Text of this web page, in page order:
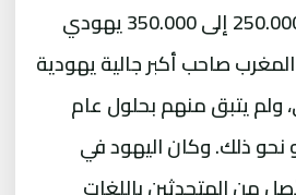
هناك ما يقرب من 250.000 إلى 350.000 يهودي
صاحب أكبر جالية يهودية
ولم يتبق منهم بحلول عام
سوى 2000 أو نحو ذلك. وكان اليهود في
من المتحدثين باللغات